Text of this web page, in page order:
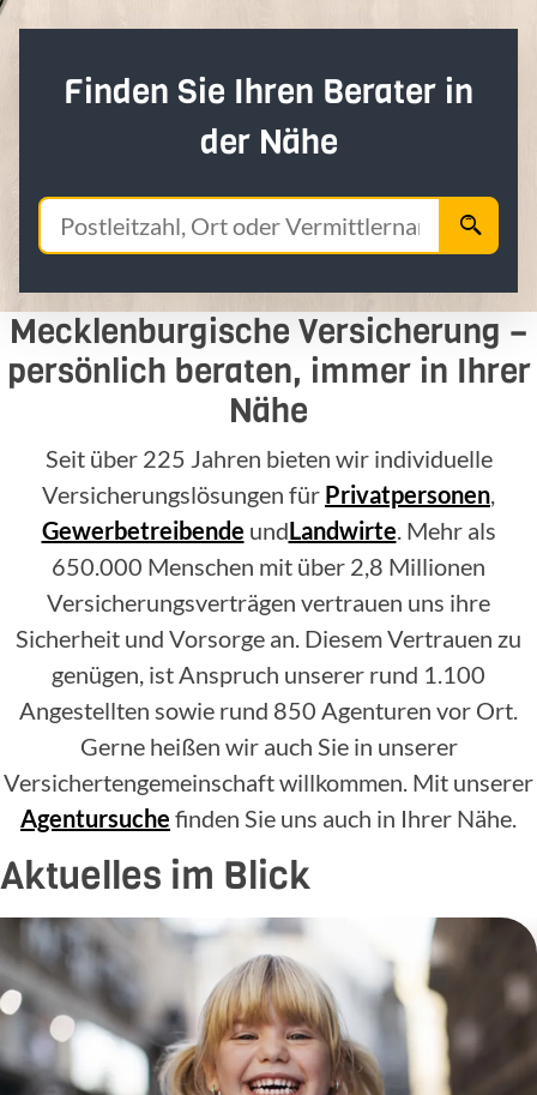
Finden Sie Ihren Berater in
der Nähe
Mecklenburgische Versicherung –
persönlich beraten, immer in Ihrer
Nähe
Seit über 225 Jahren bieten wir individuelle
Versicherungslösungen für Privatpersonen,
Gewerbetreibende undLandwirte. Mehr als
650.000 Menschen mit über 2,8 Millionen
Versicherungsverträgen vertrauen uns ihre
Sicherheit und Vorsorge an. Diesem Vertrauen zu
genügen, ist Anspruch unserer rund 1.100
Angestellten sowie rund 850 Agenturen vor Ort.
Gerne heißen wir auch Sie in unserer
Versichertengemeinschaft willkommen. Mit unserer
Agentursuche finden Sie uns auch in Ihrer Nähe.
Aktuelles im Blick